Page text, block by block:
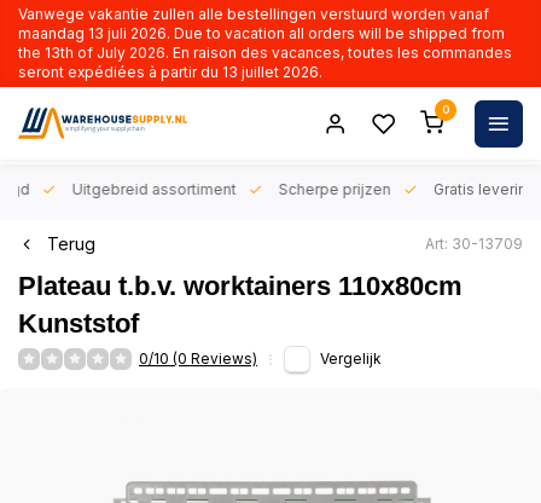
Vanwege vakantie zullen alle bestellingen verstuurd worden vanaf
maandag 13 juli 2026. Due to vacation all orders will be shipped from
the 13th of July 2026. En raison des vacances, toutes les commandes
seront expédiées à partir du 13 juillet 2026.
0
Uitgebreid assortiment Scherpe prijzen Gratis levering
Terug Art: 30-13709
Plateau t.b.v. worktainers 110x80cm
Kunststof
0/10 (0 Reviews) Vergelijk